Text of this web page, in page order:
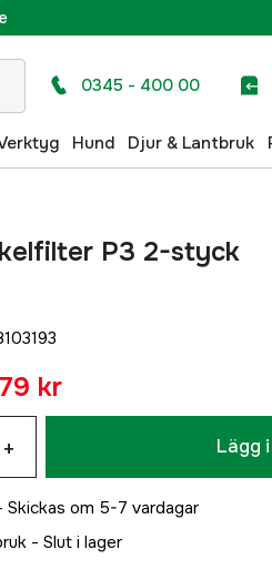
0345 - 400 00
Hund Djur & Lantbruk
P3 2-styck
kr
+ Lägg
Skickas om 5-7 vardagar
- Slut i lager